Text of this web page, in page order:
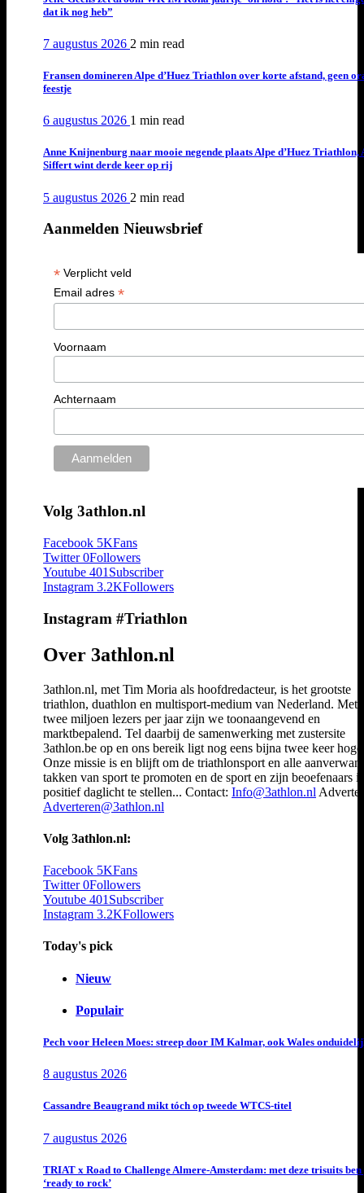
dat ik nog heb”
7 augustus 2026 2 min read
Fransen domineren Alpe d’Huez Triathlon over korte afstand, geen
feestje
6 augustus 2026 1 min read
Anne Knijnenburg naar mooie negende plaats Alpe d’Huez Triathlon,
Siffert wint derde keer op rij
5 augustus 2026 2 min read
Aanmelden Nieuwsbrief
*Verplicht veld
Email adres *
Voornaam
Achternaam
Volg 3athlon.nl
Facebook 5KFans
Twitter 0Followers
Youtube 401 Subscriber
Instagram 3.2KFollowers
Instagram #Triathlon
Over 3athlon.nl
3athlon.nl, met Tim Moria als hoofdredacteur, is het grootste
triathlon, duathlon en multisport-medium van Nederland. Met
twee miljoen lezers per jaar zijn we toonaangevend en
marktbepalend. Tel daarbij de samenwerking met zustersite
3athlon.be op en ons bereik ligt nog eens bijna twee keer
Onze missie is en blijft om de triathlonsport en alle
takken van sport te promoten en de sport en zijn beoefenaars
positief daglicht te stellen... Contact: Info@3athlon.nl
Adverteren@3athlon.nl
Volg 3athlon.nl:
Facebook 5KFans
Twitter 0Followers
Youtube 401 Subscriber
Instagram 3.2KFollowers
Today's pick
Nieuw
Populair
Pech voor Heleen Moes: streep door IM Kalmar, ook Wales
8 augustus 2026
Cassandre Beaugrand mikt tóch op tweede WTCS-titel
7 augustus 2026
TRIAT x Road to Challenge Almere-Amsterdam: met deze trisuits ben
‘ready to rock’